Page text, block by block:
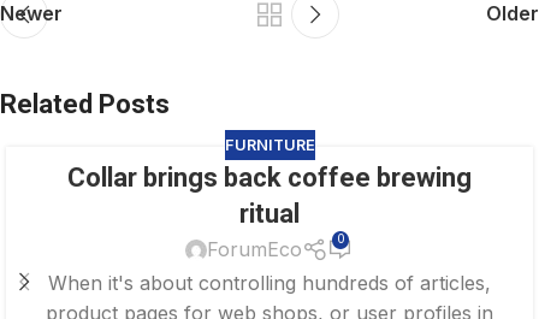
Newer Older
Related Posts
FURNITURE
Collar brings back coffee brewing
ritual
ForumEco 0
When it's about controlling hundreds of articles,
product pages for web shops, or user profiles in